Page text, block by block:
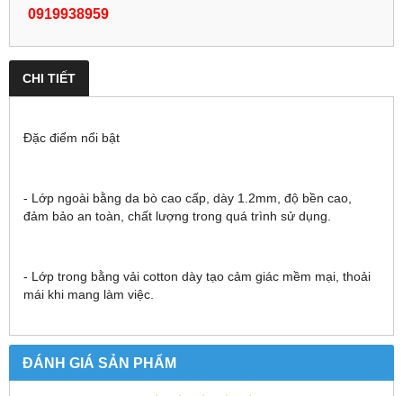
0919938959
CHI TIẾT
Đặc điểm nổi bật
- Lớp ngoài bằng da bò cao cấp, dày 1.2mm, độ bền cao,
đảm bảo an toàn, chất lượng trong quá trình sử dụng.
- Lớp trong bằng vải cotton dày tạo cảm giác mềm mại, thoải
mái khi mang làm việc.
ĐÁNH GIÁ SẢN PHẨM